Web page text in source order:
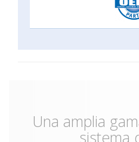
Una amplia
sistema